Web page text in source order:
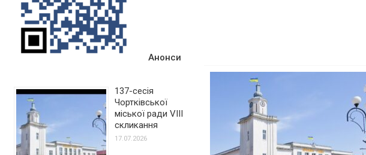
Анонси
137-сесія
Чортківської
міської ради VIII
скликання
17.07.2026